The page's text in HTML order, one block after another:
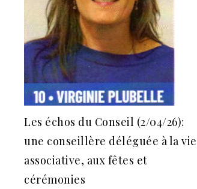
Les échos du Conseil (2/04/26):
une conseillère déléguée à la vie
associative, aux fêtes et
cérémonies